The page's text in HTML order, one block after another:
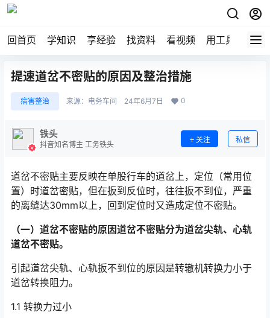
回首页 学知识 享经验 找资料 看视频 用工具 论技
提速道岔不密贴的原因及整治措施
病害整治 来源： 电务车间 24年6月7日 0
铁头
抖音知名博主 工务铁头
关注 私信
道岔不密贴主要反映在单股行车的道岔上，定位（常用位
置）时道岔密贴，但在扳到反位时，往往扳不到位，严重
的离缝达30mm以上，回到定位时又造成定位不密贴。
（一）道岔不密贴的原因道岔不密贴分为道岔尖轨、心轨
道岔不密贴。
引起道岔尖轨、心轨扳不到位的原因是转辙机转换力小于
道岔转换阻力。
1.1 转换力过小